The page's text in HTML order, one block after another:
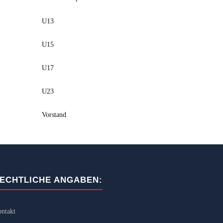
U13
U15
U17
U23
Vorstand
ANGABEN: